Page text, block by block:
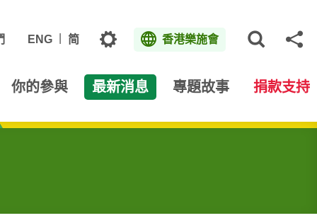
ENG 简 主題 香港樂施會
你的參與 最新消息 專題故事 捐款支持